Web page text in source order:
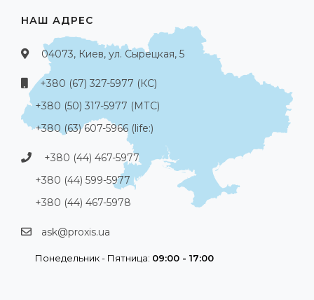
НАШ АДРЕС
04073, Киев, ул. Сырецкая, 5
+380 (67) 327-5977 (КС)
+380 (50) 317-5977 (МТС)
+380 (63) 607-5966 (life:)
+380 (44) 467-5977
+380 (44) 599-5977
+380 (44) 467-5978
ask@proxis.ua
Понедельник - Пятница: 09:00 - 17:00